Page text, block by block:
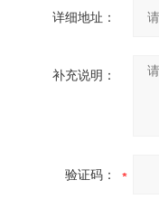
详细地址：
补充说明：
验证码：